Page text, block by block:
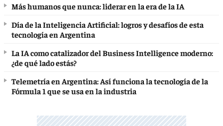
Más humanos que nunca: liderar en la era de la IA
Día de la Inteligencia Artificial: logros y desafíos de esta
tecnología en Argentina
La IA como catalizador del Business Intelligence moderno:
¿de qué lado estás?
Telemetría en Argentina: Así funciona la tecnología de la
Fórmula 1 que se usa en la industria